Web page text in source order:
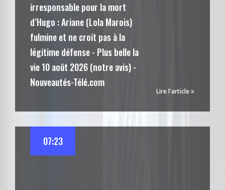
irresponsable pour la mort
d’Hugo : Ariane (Lola Marois)
fulmine et ne croit pas à la
légitime défense - Plus belle la
vie 10 août 2026 (notre avis) -
Nouveautés-Télé.com
Lire l'article
07:23